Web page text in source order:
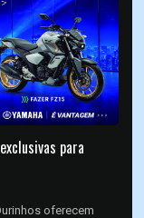
para
oferecem